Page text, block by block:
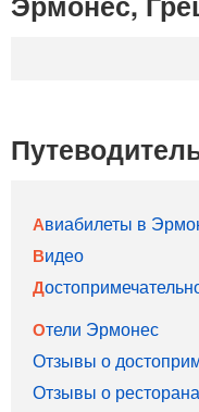
Авиабилеты в
Видео
Отели Эрмонес
Отзывы о
Отзывы о